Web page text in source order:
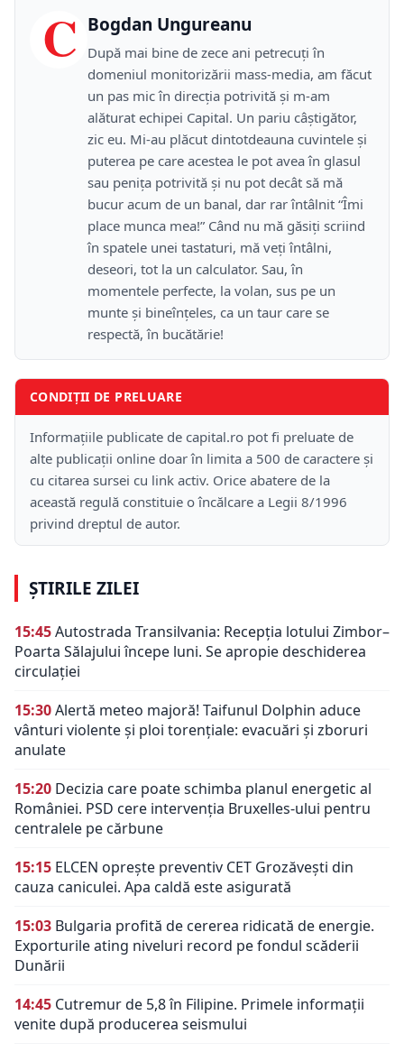
C Bogdan Ungureanu
După mai bine de zece ani petrecuţi în
domeniul monitorizării mass-media, am făcut
un pas mic în direcţia potrivită şi m-am
alăturat echipei Capital. Un pariu câştigător,
zic eu. Mi-au plăcut dintotdeauna cuvintele şi
puterea pe care acestea le pot avea în glasul
sau peniţa potrivită şi nu pot decât să mă
bucur acum de un banal, dar rar întâlnit “Îmi
place munca mea!” Când nu mă găsiţi scriind
în spatele unei tastaturi, mă veţi întâlni,
deseori, tot la un calculator. Sau, în
momentele perfecte, la volan, sus pe un
munte şi bineînţeles, ca un taur care se
respectă, în bucătărie!
CONDIȚII DE PRELUARE
Informațiile publicate de capital.ro pot fi preluate de
alte publicații online doar în limita a 500 de caractere și
cu citarea sursei cu link activ. Orice abatere de la
această regulă constituie o încălcare a Legii 8/1996
privind dreptul de autor.
ȘTIRILE ZILEI
15:45Autostrada Transilvania: Recepția lotului Zimbor–
Poarta Sălajului începe luni. Se apropie deschiderea
circulației
15:30Alertă meteo majoră! Taifunul Dolphin aduce
vânturi violente și ploi torențiale: evacuări și zboruri
anulate
15:20 Decizia care poate schimba planul energetic al
României. PSD cere intervenția Bruxelles-ului pentru
centralele pe cărbune
15:15 ELCEN oprește preventiv CET Grozăvești din
cauza caniculei. Apa caldă este asigurată
15:03 Bulgaria profită de cererea ridicată de energie.
Exporturile ating niveluri record pe fondul scăderii
Dunării
14:45 Cutremur de 5,8 în Filipine. Primele informații
venite după producerea seismului